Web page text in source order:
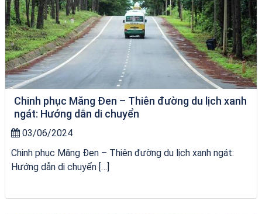
Chinh phục Măng Đen – Thiên đường du lịch xanh
ngát: Hướng dẫn di chuyển
03/06/2024
Chinh phục Măng Đen – Thiên đường du lịch xanh ngát:
Hướng dẫn di chuyển […]